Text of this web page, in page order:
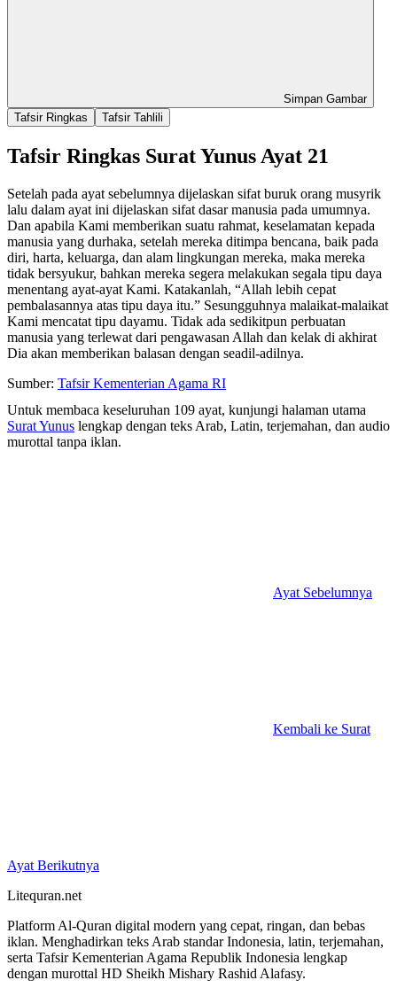
Simpan Gambar
Tafsir Ringkas
Tafsir Tahlili
Tafsir Ringkas Surat Yunus Ayat 21
Setelah pada ayat sebelumnya dijelaskan sifat buruk orang musyrik
lalu dalam ayat ini dijelaskan sifat dasar manusia pada umumnya.
Dan apabila Kami memberikan suatu rahmat, keselamatan kepada
manusia yang durhaka, setelah mereka ditimpa bencana, baik pada
diri, harta, keluarga, dan alam lingkungan mereka, maka mereka
tidak bersyukur, bahkan mereka segera melakukan segala tipu daya
menentang ayat-ayat Kami. Katakanlah, “Allah lebih cepat
pembalasannya atas tipu daya itu.” Sesungguhnya malaikat-malaikat
Kami mencatat tipu dayamu. Tidak ada sedikitpun perbuatan
manusia yang terlewat dari pengawasan Allah dan kelak di akhirat
Dia akan memberikan balasan dengan seadil-adilnya.
Sumber: Tafsir Kementerian Agama RI
Untuk membaca keseluruhan 109 ayat, kunjungi halaman utama
Surat Yunus lengkap dengan teks Arab, Latin, terjemahan, dan audio
murottal tanpa iklan.
Ayat Sebelumnya
Kembali ke Surat
Ayat Berikutnya
Litequran.net
Platform Al-Quran digital modern yang cepat, ringan, dan bebas
iklan. Menghadirkan teks Arab standar Indonesia, latin, terjemahan,
serta Tafsir Kementerian Agama Republik Indonesia lengkap
dengan murottal HD Sheikh Mishary Rashid Alafasy.